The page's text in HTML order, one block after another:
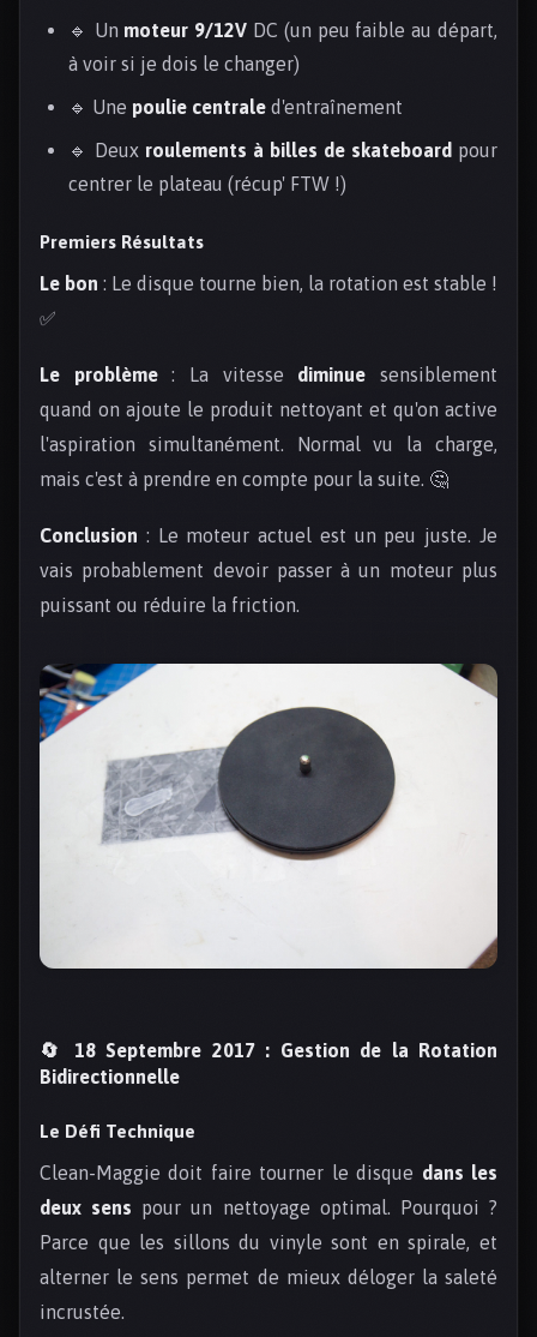
🔹 Un moteur 9/12V DC (un peu faible au départ,
à voir si je dois le changer)
🔹 Une poulie centrale d'entraînement
🔹 Deux roulements à billes de skateboard pour
centrer le plateau (récup' FTW !)
Premiers Résultats
Le bon : Le disque tourne bien, la rotation est stable !
✅
Le problème: La vitesse diminue sensiblement
quand on ajoute le produit nettoyant et qu'on active
l'aspiration simultanément. Normal vu la charge,
mais c'est à prendre en compte pour la suite. 🤔
Conclusion : Le moteur actuel est un peu juste. Je
vais probablement devoir passer à un moteur plus
puissant ou réduire la friction.
🔄 18 Septembre 2017 : Gestion de la Rotation
Bidirectionnelle
Le Défi Technique
Clean-Maggie doit faire tourner le disque dans les
deux sens pour un nettoyage optimal. Pourquoi ?
Parce que les sillons du vinyle sont en spirale, et
alterner le sens permet de mieux déloger la saleté
incrustée.